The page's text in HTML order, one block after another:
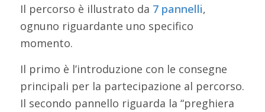
Il percorso è illustrato da 7 pannelli,
ognuno riguardante uno specifico
momento.
Il primo è l’introduzione con le consegne
principali per la partecipazione al percorso.
Il secondo pannello riguarda la “preghiera